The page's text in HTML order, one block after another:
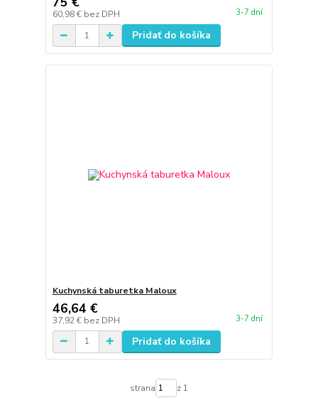
60,98 € bez DPH 3-7 dní
Pridať do košíka
Kuchynská taburetka Maloux
46,64 €
37,92 € bez DPH 3-7 dní
Pridať do košíka
strana z 1